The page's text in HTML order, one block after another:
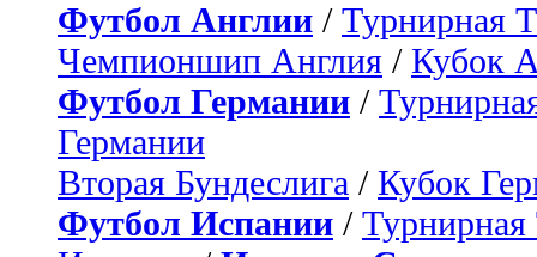
Футбол Англии / Турнирная
Чемпионшип Англия / Кубок
Футбол Германии /
Германии
Вторая Бундеслига / Кубок
Футбол Испании / Турнирная